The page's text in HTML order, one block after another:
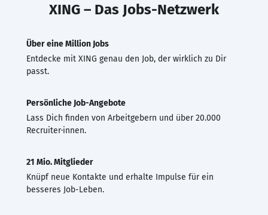
XING – Das Jobs-Netzwerk
Über eine Million Jobs
Entdecke mit XING genau den Job, der wirklich zu Dir
passt.
Persönliche Job-Angebote
Lass Dich finden von Arbeitgebern und über 20.000
Recruiter·innen.
21 Mio. Mitglieder
Knüpf neue Kontakte und erhalte Impulse für ein
besseres Job-Leben.